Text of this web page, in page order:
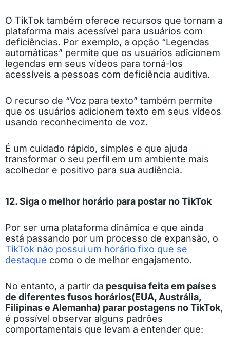
O TikTok também oferece recursos que tornam a
plataforma mais acessível para usuários com
deficiências. Por exemplo, a opção “Legendas
automáticas” permite que os usuários adicionem
legendas em seus vídeos para torná-los
acessíveis a pessoas com deficiência auditiva.
O recurso de “Voz para texto” também permite
que os usuários adicionem texto em seus vídeos
usando reconhecimento de voz.
É um cuidado rápido, simples e que ajuda
transformar o seu perfil em um ambiente mais
acolhedor e positivo para sua audiência.
12. Siga o melhor horário para postar no TikTok
Por ser uma plataforma dinâmica e que ainda
está passando por um processo de expansão, o
TikTok não possui um horário fixo que se
destaque como o de melhor engajamento.
No entanto, a partir da pesquisa feita em países
de diferentes fusos horários(EUA, Austrália,
Filipinas e Alemanha) parar postagens no TikTok,
é possível observar alguns padrões
comportamentais que levam a entender que: